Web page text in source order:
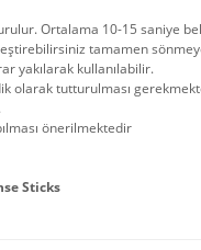
Ortalama 10-15 saniye
tamamen
yakılarak kullanılabilir.
olarak tutturulması
önerilmektedir
Sticks